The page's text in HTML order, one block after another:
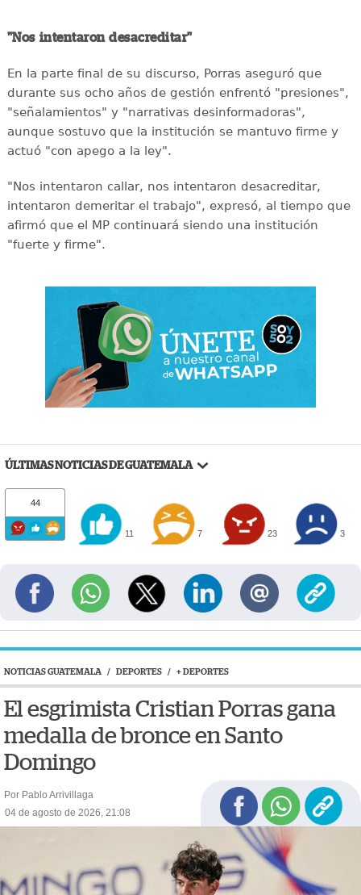
"Nos intentaron desacreditar"
En la parte final de su discurso, Porras aseguró que
durante sus ocho años de gestión enfrentó "presiones",
"señalamientos" y "narrativas desinformadoras",
aunque sostuvo que la institución se mantuvo firme y
actuó "con apego a la ley".
"Nos intentaron callar, nos intentaron desacreditar,
intentaron demeritar el trabajo", expresó, al tiempo que
afirmó que el MP continuará siendo una institución
"fuerte y firme".
ÚLTIMAS NOTICIAS DE GUATEMALA
44
11 7 23 3
NOTICIAS GUATEMALA / DEPORTES / + DEPORTES
El esgrimista Cristian Porras gana
medalla de bronce en Santo
Domingo
Por Pablo Arrivillaga
04 de agosto de 2026, 21:08